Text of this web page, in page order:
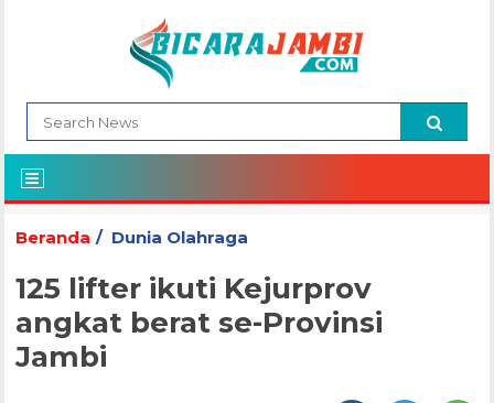
Beranda Dunia Olahraga
125 lifter ikuti Kejurprov
angkat berat se-Provinsi
Jambi